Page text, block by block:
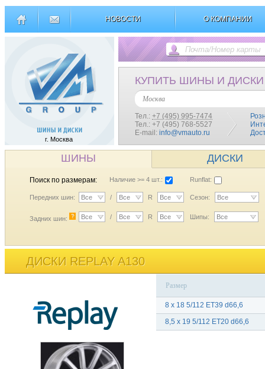
НОВОСТИ О КОМПАНИИ
г. Москва
КУПИТЬ ШИНЫ И ДИСКИ
Москва
Тел.: +7 (495) 995-7474
Тел.: +7 (495) 768-5527
E-mail: info@vmauto.ru
ШИНЫ ДИСКИ
Поиск по размерам: Наличие >= 4 шт.: Runflat:
Передних шин: Все / Все R Все Сезон: Все
Задних шин: ? Все / Все R Все Шипы: Все
ДИСКИ REPLAY A130
Размер
8 x 18 5/112 ET39 d66,6
8,5 x 19 5/112 ET20 d66,6